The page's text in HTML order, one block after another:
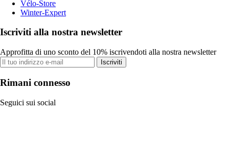
Vélo-Store
Winter-Expert
Iscriviti alla nostra newsletter
Approfitta di uno sconto del 10% iscrivendoti alla nostra newsletter
Iscriviti
Rimani connesso
Seguici sui social